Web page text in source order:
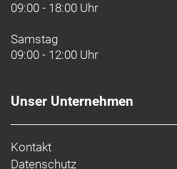
09:00 - 18:00 Uhr
Samstag
09:00 - 12:00 Uhr
Unser Unternehmen
Kontakt
Datenschutz